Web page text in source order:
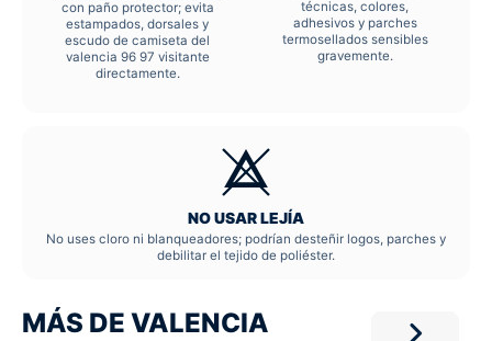
con paño protector; evita
estampados, dorsales y
escudo de camiseta del
valencia 96 97 visitante
directamente.
técnicas, colores,
adhesivos y parches
termosellados sensibles
gravemente.
NO USAR LEJÍA
No uses cloro ni blanqueadores; podrían desteñir logos, parches y
debilitar el tejido de poliéster.
MÁS DE VALENCIA